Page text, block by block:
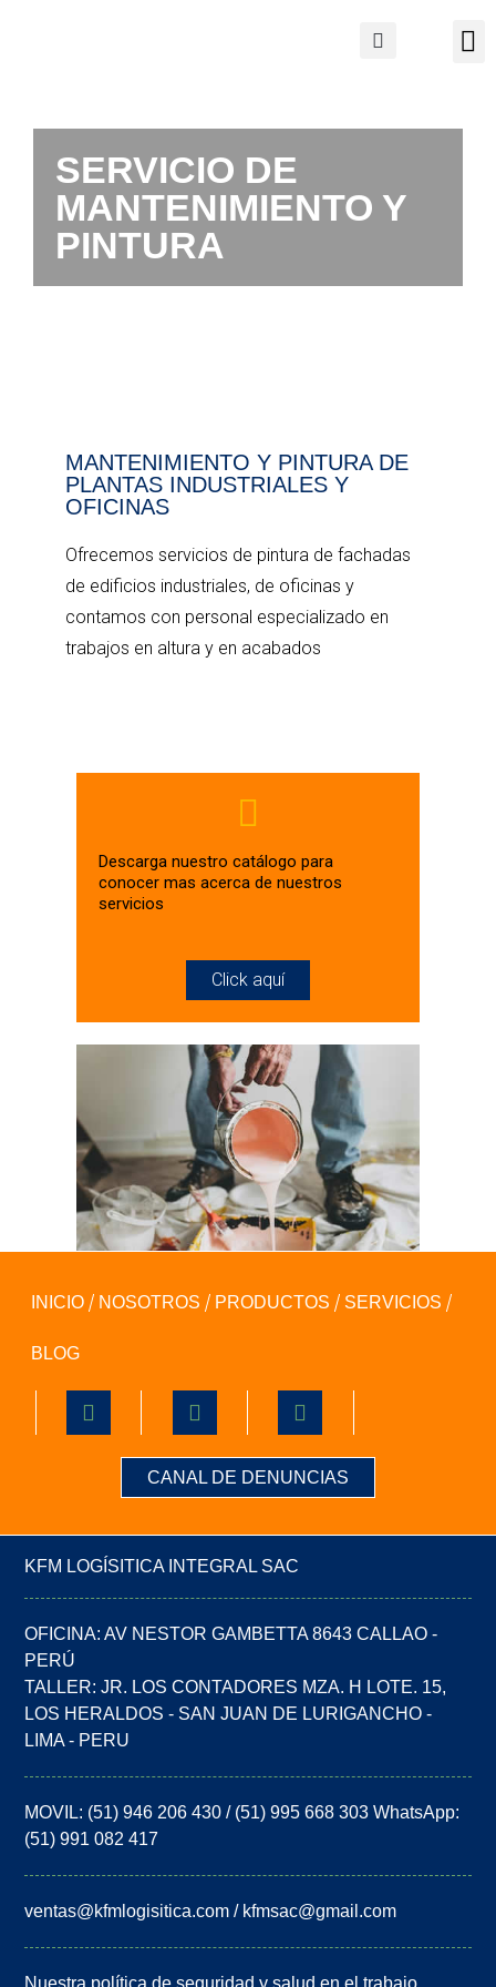
SERVICIO DE
MANTENIMIENTO Y
PINTURA
MANTENIMIENTO Y PINTURA DE
PLANTAS INDUSTRIALES Y
OFICINAS
Ofrecemos servicios de pintura de fachadas
de edificios industriales, de oficinas y
contamos con personal especializado en
trabajos en altura y en acabados
Descarga nuestro catálogo para
conocer mas acerca de nuestros
servicios
Click aquí
INICIO NOSOTROS PRODUCTOS SERVICIOS
BLOG
CANAL DE DENUNCIAS
KFM LOGÍSITICA INTEGRAL SAC
OFICINA: AV NESTOR GAMBETTA 8643 CALLAO -
PERÚ
TALLER: JR. LOS CONTADORES MZA. H LOTE. 15,
LOS HERALDOS - SAN JUAN DE LURIGANCHO -
LIMA - PERU
MOVIL: (51) 946 206 430 / (51) 995 668 303 WhatsApp:
(51) 991 082 417
ventas@kfmlogisitica.com / kfmsac@gmail.com
Nuestra política de seguridad y salud en el trabajo